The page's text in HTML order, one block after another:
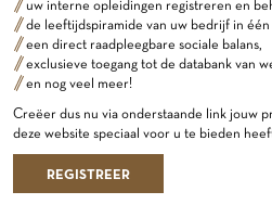
uw interne opleidingen registreren en
de leeftijdspiramide van uw bedrijf in één
een direct raadpleegbare sociale balans,
exclusieve toegang tot de databank van
en nog veel meer!
Creëer dus nu via onderstaande link jouw
deze website speciaal voor u te bieden
REGISTREER